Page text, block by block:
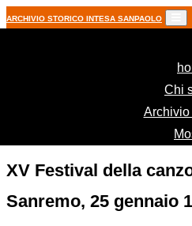
ARCHIVIO STORICO INTESA SANPAOLO
Chi
XV Festival della
Sanremo, 25 gennaio